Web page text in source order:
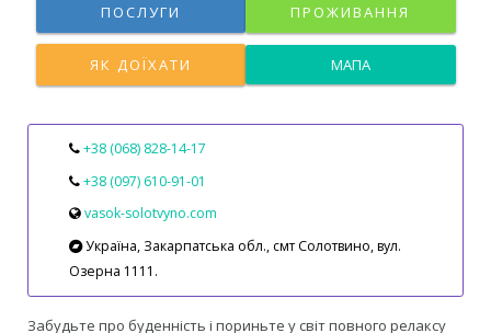
ПОСЛУГИ ПРОЖИВАННЯ
ЯК ДОЇХАТИ МАПА
+38 (068) 828-14-17
+38 (097) 610-91-01
vasok-solotvyno.com
Україна, Закарпатська обл., смт Солотвино, вул.
Озерна 1111.
Забудьте про буденність і пориньте у світ повного релаксу